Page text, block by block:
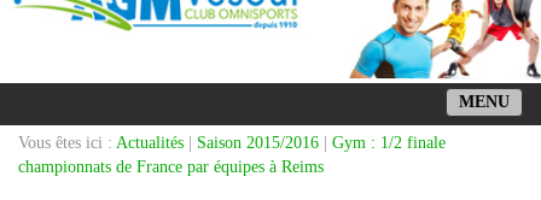
MENU
Vous êtes ici : Actualités Saison 2015/2016
Gym : 1/2 finale
championnats de France par équipes à Reims